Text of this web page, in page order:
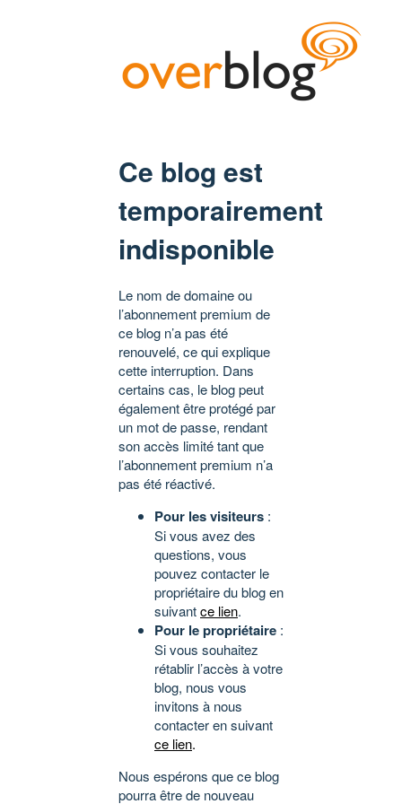
Ce blog est
temporairement
indisponible
Le nom de domaine ou
l’abonnement premium de
ce blog n’a pas été
renouvelé, ce qui explique
cette interruption. Dans
certains cas, le blog peut
également être protégé par
un mot de passe, rendant
son accès limité tant que
l’abonnement premium n’a
pas été réactivé.
Pour les visiteurs :
Si vous avez des
questions, vous
pouvez contacter le
propriétaire du blog en
suivantce lien.
Pour le propriétaire :
Si vous souhaitez
rétablir l’accès à votre
blog, nous vous
invitons à nous
contacter en suivant
ce lien.
Nous espérons que ce blog
pourra être de nouveau